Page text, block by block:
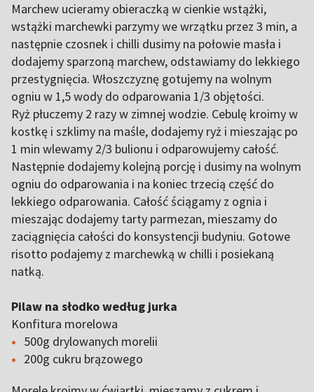
Marchew ucieramy obieraczką w cienkie wstążki,
wstążki marchewki parzymy we wrzątku przez 3 min, a
następnie czosnek i chilli dusimy na połowie masła i
dodajemy sparzoną marchew, odstawiamy do lekkiego
przestygnięcia. Włoszczyznę gotujemy na wolnym
ogniu w 1,5 wody do odparowania 1/3 objętości.
Ryż płuczemy 2 razy w zimnej wodzie. Cebulę kroimy w
kostkę i szklimy na maśle, dodajemy ryż i mieszając po
1 min wlewamy 2/3 bulionu i odparowujemy całość.
Następnie dodajemy kolejną porcję i dusimy na wolnym
ogniu do odparowania i na koniec trzecią część do
lekkiego odparowania. Całość ściągamy z ognia i
mieszając dodajemy tarty parmezan, mieszamy do
zaciągnięcia całości do konsystencji budyniu. Gotowe
risotto podajemy z marchewką w chilli i posiekaną
natką.
Pilaw na słodko według jurka
Konfitura morelowa
500g drylowanych morelii
200g cukru brązowego